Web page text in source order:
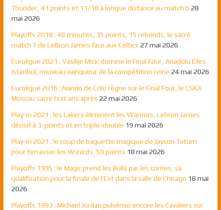
Thunder, 41 points et 11/18 à longue distance au match 6 28
mai 2026
Playoffs 2018 : 48 minutes, 35 points, 15 rebonds, le sacré
match 7 de LeBron James face aux Celtics 27 mai 2026
Euroligue 2021 : Vasilije Micic domine le Final Four, Anadolu Efes
Istanbul, nouveau vainqueur de la compétition reine 24 mai 2026
Euroligue 2016 : Nando de Colo règne sur le Final Four, le CSKA
Moscou sacré huit ans après 22 mai 2026
Play-in 2021 : les Lakers éliminent les Warriors, Lebron James
décisif à 3-points et en triple-double 19 mai 2026
Play-in 2021 : le coup de baguette magique de Jayson Tatum
pour terrasser les Wizards, 50 points 18 mai 2026
Playoffs 1995 : le Magic prend les Bulls par les cornes, sa
qualification pour la finale de l’Est dans la salle de Chicago 18 mai
2026
Playoffs 1993 : Michael Jordan pulvérise encore les Cavaliers sur